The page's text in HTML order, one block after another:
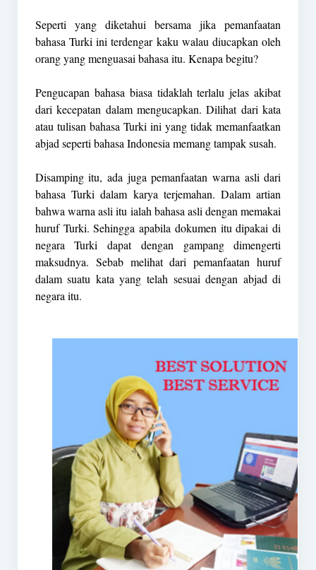
Seperti yang diketahui bersama jika pemanfaatan
bahasa Turki ini terdengar kaku walau diucapkan oleh
orang yang menguasai bahasa itu. Kenapa begitu?
Pengucapan bahasa biasa tidaklah terlalu jelas akibat
dari kecepatan dalam mengucapkan. Dilihat dari kata
atau tulisan bahasa Turki ini yang tidak memanfaatkan
abjad seperti bahasa Indonesia memang tampak susah.
Disamping itu, ada juga pemanfaatan warna asli dari
bahasa Turki dalam karya terjemahan. Dalam artian
bahwa warna asli itu ialah bahasa asli dengan memakai
huruf Turki. Sehingga apabila dokumen itu dipakai di
negara Turki dapat dengan gampang dimengerti
maksudnya. Sebab melihat dari pemanfaatan huruf
dalam suatu kata yang telah sesuai dengan abjad di
negara itu.